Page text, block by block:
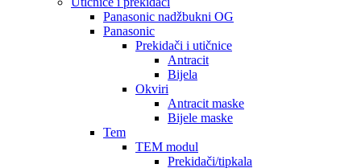
Panasonic nadžbukni OG
Panasonic
Prekidači i utičnice
Antracit
Bijela
Okviri
Antracit maske
Bijele maske
Tem
TEM modul
Prekidači/tipkala